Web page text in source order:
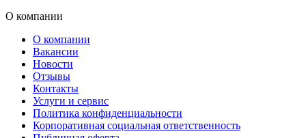
О компании
О компании
Вакансии
Новости
Отзывы
Контакты
Услуги и сервис
Политика конфиденциальности
Корпоративная социальная ответственность